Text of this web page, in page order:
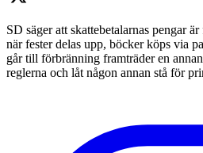
SD säger att skattebetalarnas pengar
när fester delas upp, böcker köps via
går till förbränning framträder en
reglerna och låt någon annan stå för